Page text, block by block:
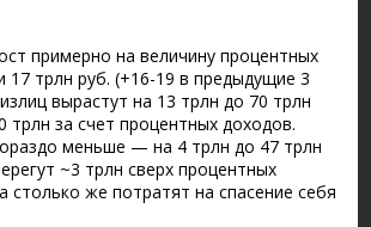
примерно на величину процентных
17 трлн руб. (+16-19 в предыдущие 3
вырастут на 13 трлн до 70 трлн
трлн за счет процентных доходов.
меньше — на 4 трлн до 47 трлн
~3 трлн сверх процентных
столько же потратят на спасение себя